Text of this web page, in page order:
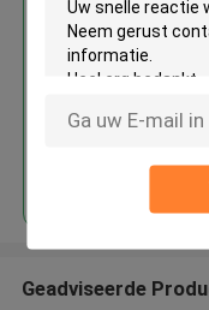
Geadviseerde